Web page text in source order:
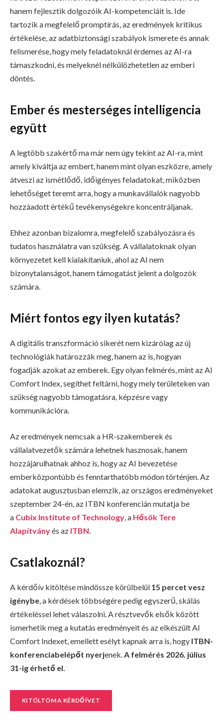
hanem fejlesztik dolgozóik AI-kompetenciáit is. Ide
tartozik a megfelelő promptírás, az eredmények kritikus
értékelése, az adatbiztonsági szabályok ismerete és annak
felismerése, hogy mely feladatoknál érdemes az AI-ra
támaszkodni, és melyeknél nélkülözhetetlen az emberi
döntés.
Ember és mesterséges intelligencia
együtt
A legtöbb szakértő ma már nem úgy tekint az AI-ra, mint
amely kiváltja az embert, hanem mint olyan eszközre, amely
átveszi az ismétlődő, időigényes feladatokat, miközben
lehetőséget teremt arra, hogy a munkavállalók nagyobb
hozzáadott értékű tevékenységekre koncentráljanak.
Ehhez azonban bizalomra, megfelelő szabályozásra és
tudatos használatra van szükség. A vállalatoknak olyan
környezetet kell kialakítaniuk, ahol az AI nem
bizonytalanságot, hanem támogatást jelent a dolgozók
számára.
Miért fontos egy ilyen kutatás?
A digitális transzformáció sikerét nem kizárólag az új
technológiák határozzák meg, hanem az is, hogyan
fogadják azokat az emberek. Egy olyan felmérés, mint az AI
Comfort Index, segíthet feltárni, hogy mely területeken van
szükség nagyobb támogatásra, képzésre vagy
kommunikációra.
Az eredmények nemcsak a HR-szakemberek és
vállalatvezetők számára lehetnek hasznosak, hanem
hozzájárulhatnak ahhoz is, hogy az AI bevezetése
emberközpontúbb és fenntarthatóbb módon történjen. Az
adatokat augusztusban elemzik, az országos eredményeket
szeptember 24-én, az ITBN konferencián mutatja be
a Cubix Institute of Technology, a Hősök Tere
Alapítványés az ITBN.
Csatlakoznál?
A kérdőív kitöltése mindössze körülbelül 15 percet vesz
igénybe, a kérdések többségére pedig egyszerű, skálás
értékeléssel lehet válaszolni. A résztvevők elsők között
ismerhetik meg a kutatás eredményeit és az elkészült AI
Comfort Indexet, emellett esélyt kapnak arra is, hogy ITBN-
konferenciabelépőt nyerjenek.A felmérés 2026. július
31-ig érhető el.
KITÖLTÖM A KÉRDŐÍVET